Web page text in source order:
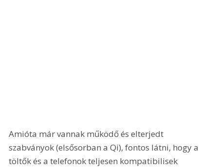
Amióta már vannak működő és elterjedt
szabványok (elsősorban a Qi), fontos látni, hogy a
töltők és a telefonok teljesen kompatibilisek